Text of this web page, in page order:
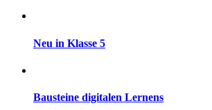
Neu in Klasse 5
Bausteine digitalen Lernens